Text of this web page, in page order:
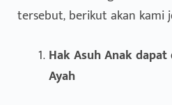
tersebut, berikut akan kami
Hak Asuh Anak
Ayah